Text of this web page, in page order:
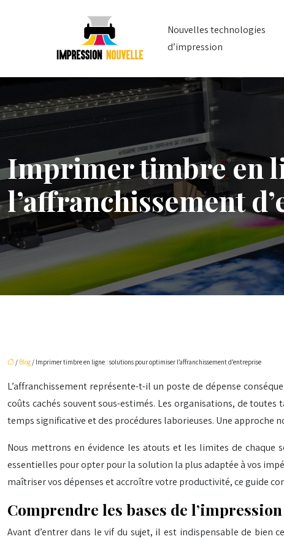
Nouvelles technologies
d’impression
Imprimer timbre en
l’affranchissement
/ Blog / Imprimer timbre en ligne : solutions pour optimiser l’affranchissement d’entreprise
L’affranchissement représente-t-il un poste de dépense
coûts cachés souvent sous-estimés. Les organisations, de
temps significative et des procédures laborieuses. Une approche
Nous mettrons en évidence les atouts et les limites de chaque
essentielles pour opter pour la solution la plus adaptée à vos
maîtriser vos dépenses et accroître votre productivité, ce guide
Comprendre les bases de
Avant d’entrer dans le vif du sujet, il est indispensable de bien